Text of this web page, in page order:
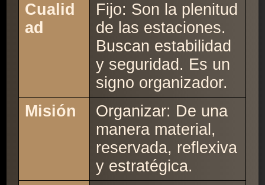
Cualid
ad
Fijo: Son la plenitud
de las estaciones.
Buscan estabilidad
y seguridad. Es un
signo organizador.
Misión
Organizar: De una
manera material,
reservada, reflexiva
y estratégica.